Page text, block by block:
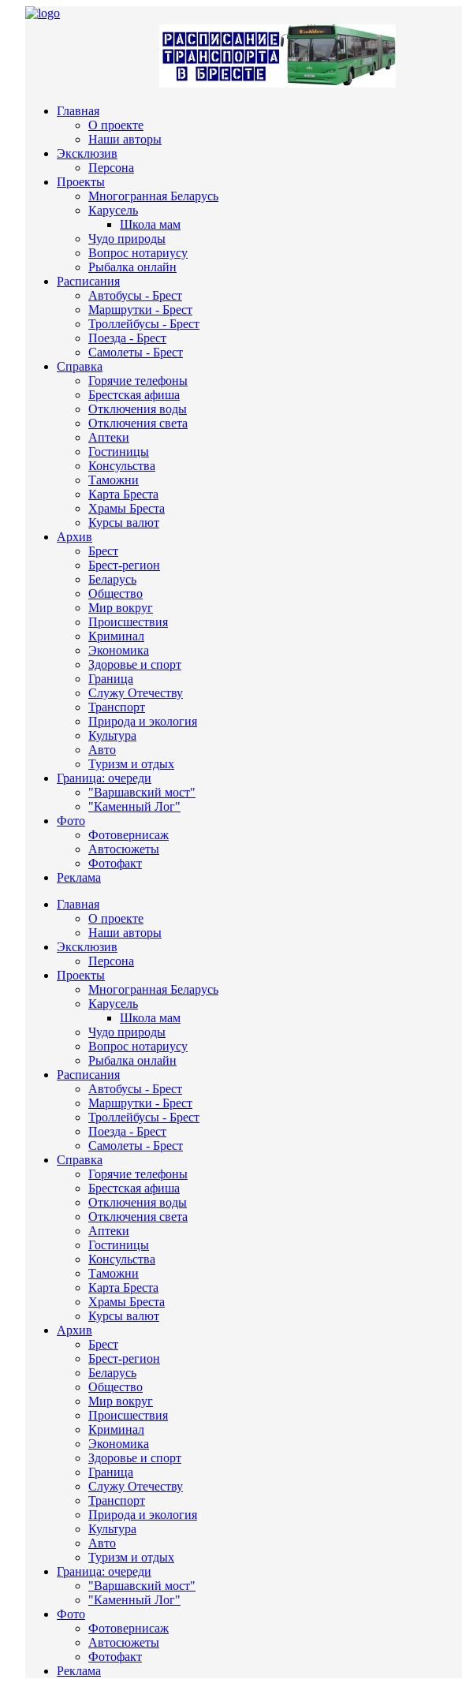
Главная
О проекте
Наши авторы
Эксклюзив
Персона
Проекты
Многогранная Беларусь
Карусель
Школа мам
Чудо природы
Вопрос нотариусу
Рыбалка онлайн
Расписания
Автобусы - Брест
Маршрутки - Брест
Троллейбусы - Брест
Поезда - Брест
Самолеты - Брест
Справка
Горячие телефоны
Брестская афиша
Отключения воды
Отключения света
Аптеки
Гостиницы
Консульства
Таможни
Карта Бреста
Храмы Бреста
Курсы валют
Архив
Брест
Брест-регион
Беларусь
Общество
Мир вокруг
Происшествия
Криминал
Экономика
Здоровье и спорт
Граница
Служу Отечеству
Транспорт
Природа и экология
Культура
Авто
Туризм и отдых
Граница: очереди
"Варшавский мост"
"Каменный Лог"
Фото
Фотовернисаж
Автосюжеты
Фотофакт
Реклама
Главная
О проекте
Наши авторы
Эксклюзив
Персона
Проекты
Многогранная Беларусь
Карусель
Школа мам
Чудо природы
Вопрос нотариусу
Рыбалка онлайн
Расписания
Автобусы - Брест
Маршрутки - Брест
Троллейбусы - Брест
Поезда - Брест
Самолеты - Брест
Справка
Горячие телефоны
Брестская афиша
Отключения воды
Отключения света
Аптеки
Гостиницы
Консульства
Таможни
Карта Бреста
Храмы Бреста
Курсы валют
Архив
Брест
Брест-регион
Беларусь
Общество
Мир вокруг
Происшествия
Криминал
Экономика
Здоровье и спорт
Граница
Служу Отечеству
Транспорт
Природа и экология
Культура
Авто
Туризм и отдых
Граница: очереди
"Варшавский мост"
"Каменный Лог"
Фото
Фотовернисаж
Автосюжеты
Фотофакт
Реклама